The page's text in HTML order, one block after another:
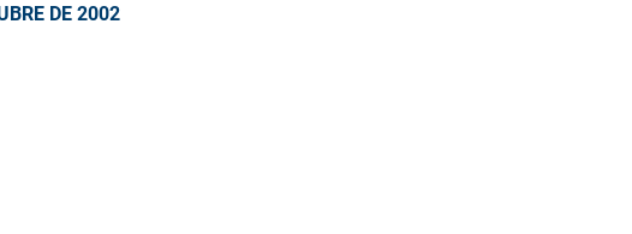
DE 2002